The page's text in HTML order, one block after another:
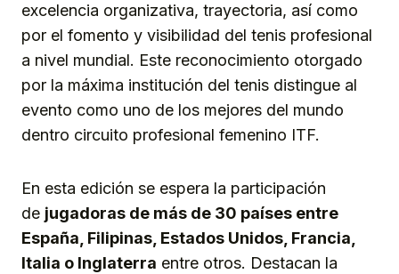
excelencia organizativa, trayectoria, así como
por el fomento y visibilidad del tenis profesional
a nivel mundial. Este reconocimiento otorgado
por la máxima institución del tenis distingue al
evento como uno de los mejores del mundo
dentro circuito profesional femenino ITF.
En esta edición se espera la participación
de jugadoras de más de 30 países entre
España, Filipinas, Estados Unidos, Francia,
Italia o Inglaterra entre otros. Destacan la